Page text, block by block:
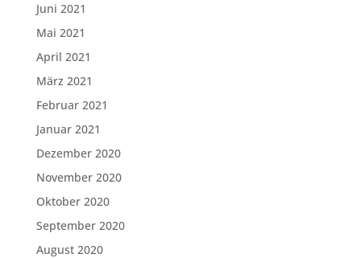
Juni 2021
Mai 2021
April 2021
März 2021
Februar 2021
Januar 2021
Dezember 2020
November 2020
Oktober 2020
September 2020
August 2020